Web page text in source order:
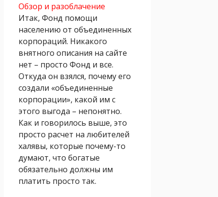
Обзор и разоблачение
Итак, Фонд помощи
населению от объединенных
корпораций. Никакого
внятного описания на сайте
нет – просто Фонд и все.
Откуда он взялся, почему его
создали «объединенные
корпорации», какой им с
этого выгода – непонятно.
Как и говорилось выше, это
просто расчет на любителей
халявы, которые почему-то
думают, что богатые
обязательно должны им
платить просто так.